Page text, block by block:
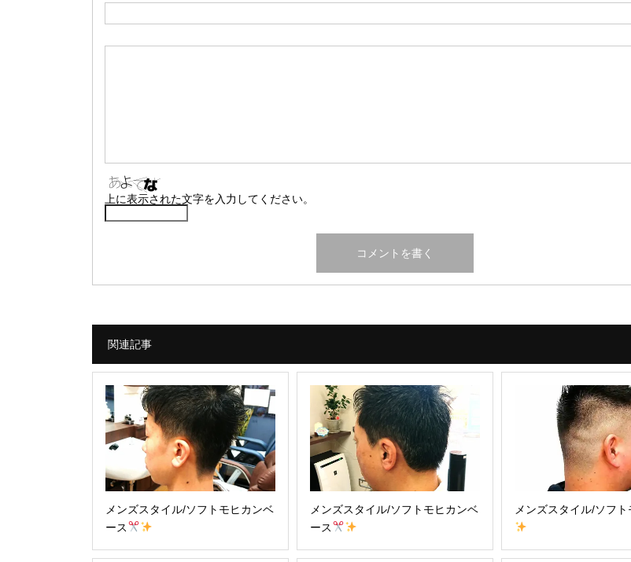
上に表示された文字を入力してください。
関連記事
メンズスタイル/ソフトモヒカンベ
ース
メンズスタイル/ソフトモヒカンベ
ース
メンズスタイル/ソフト